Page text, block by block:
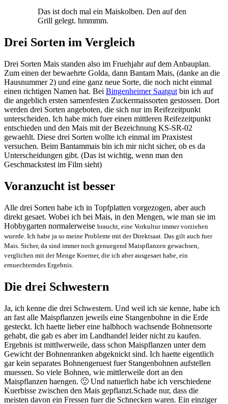
Das ist doch mal ein Maiskolben. Den auf den
Grill gelegt. hmmmm.
Drei Sorten im Vergleich
Drei Sorten Mais standen also im Fruehjahr auf dem Anbauplan.
Zum einen der bewaehrte Golda, dann Bantam Mais, (danke an die
Hausnummer 2) und eine ganz neue Sorte, die noch nicht einmal
einen richtigen Namen hat. Bei Bingenheimer Saatgut bin ich auf
die angeblich ersten samenfesten Zuckermaissorten gestossen. Dort
werden drei Sorten angeboten, die sich nur im Reifezeitpunkt
unterscheiden. Ich habe mich fuer einen mittleren Reifezeitpunkt
entschieden und den Mais mit der Bezeichnung KS-SR-02
gewaehlt. Diese drei Sorten wollte ich einmal im Praxistest
versuchen. Beim Bantammais bin ich mir nicht sicher, ob es da
Unterscheidungen gibt. (Das ist wichtig, wenn man den
Geschmackstest im Film sieht)
Voranzucht ist besser
Alle drei Sorten habe ich in Topfplatten vorgezogen, aber auch
direkt gesaet. Wobei ich bei Mais, in den Mengen, wie man sie im
Hobbygarten normalerweise braucht, eine Vorkultur immer vorziehen
wuerde. Ich habe ja so meine Probleme mit der Direktsaat. Das gilt auch fuer
Mais. Sicher, da sind immer noch genuegend Maispflanzen gewachsen,
verglichen mit der Menge Koerner, die ich aber ausgesaet habe, ein
ernuechterndes Ergebnis.
Die drei Schwestern
Ja, ich kenne die drei Schwestern. Und weil ich sie kenne, habe ich
an fast alle Maispflanzen jeweils eine Stangenbohne in die Erde
gesteckt. Ich haette lieber eine halbhoch wachsende Bohnensorte
gehabt, die gab es aber im Landhandel leider nicht zu kaufen.
Ergebnis ist mittlwerweile, dass schon Maispflanzen unter dem
Gewicht der Bohnenranken abgeknickt sind. Ich haette eigentlich
gar kein separates Bohnengeruest fuer Stangenbohnen aufstellen
muessen. So viele Bohnen, wie mittlerweile dort an den
Maispflanzen haengen. 🙂 Und natuerlich habe ich verschiedene
Kuerbisse zwischen den Mais gepflanzt.Schade nur, dass die
meisten davon ein Fressen fuer die Schnecken waren. Ein einziger